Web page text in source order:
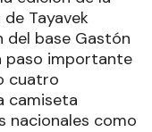
Tayavek
del base Gastón
paso importante
cuatro
camiseta
nacionales como